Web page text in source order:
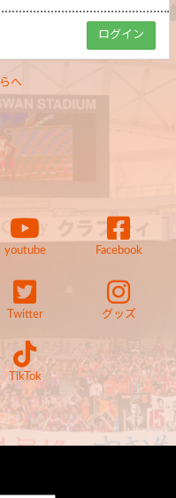
へ
youtube Facebook
Twitter グッズ
TikTok